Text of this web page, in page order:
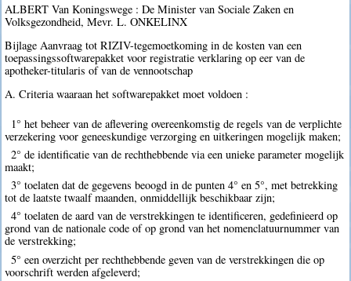
ALBERT Van Koningswege : De Minister van Sociale Zaken en
Volksgezondheid, Mevr. L. ONKELINX
Bijlage Aanvraag tot RIZIV-tegemoetkoming in de kosten van een
toepassingssoftwarepakket voor registratie verklaring op eer van de
apotheker-titularis of van de vennootschap
A. Criteria waaraan het softwarepakket moet voldoen :
1° het beheer van de aflevering overeenkomstig de regels van de verplichte
verzekering voor geneeskundige verzorging en uitkeringen mogelijk maken;
2° de identificatie van de rechthebbende via een unieke parameter mogelijk
maakt;
3° toelaten dat de gegevens beoogd in de punten 4° en 5°, met betrekking
tot de laatste twaalf maanden, onmiddellijk beschikbaar zijn;
4° toelaten de aard van de verstrekkingen te identificeren, gedefinieerd op
grond van de nationale code of op grond van het nomenclatuurnummer van
de verstrekking;
5° een overzicht per rechthebbende geven van de verstrekkingen die op
voorschrift werden afgeleverd;